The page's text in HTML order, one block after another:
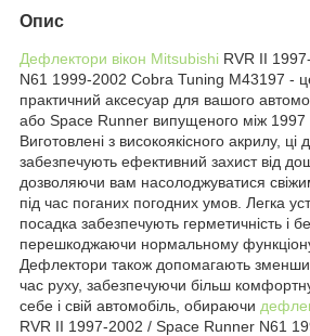
Опис
Дефлектори вікон Mitsubishi RVR II
N61 1999-2002 Cobra Tuning M43197 -
практичний аксесуар для вашого
або Space Runner випущеного між 1997
Виготовлені з високоякісного акрилу, ці
забезпечують ефективний захист від
дозволяючи вам насолоджуватися
під час поганих погодних умов. Легка
посадка забезпечують герметичність і
перешкоджаючи нормальному
Дефлектори також допомагають
час руху, забезпечуючи більш комфортну
себе і свій автомобіль, обираючи
RVR II 1997-2002 / Space Runner N61